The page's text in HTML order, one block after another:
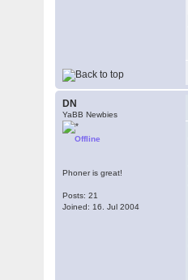
DN
YaBB Newbies
Offline
Phoner is great!
Posts: 21
Joined: 16. Jul 2004